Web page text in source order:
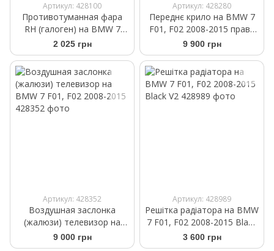
Артикул: 428100
Противотуманная фара
RH (галоген) на BMW 7
F01, F02 2008-2015
2 025 грн
Артикул: 428280
Переднє крило на BMW 7
F01, F02 2008-2015 праве
алюміній
9 900 грн
Артикул: 428352
Воздушная заслонка
(жалюзи) телевизор на
BMW 7 F01, F02 2008-2015
9 000 грн
Артикул: 428989
Решітка радіатора на BMW
7 F01, F02 2008-2015 Black
V2
3 600 грн